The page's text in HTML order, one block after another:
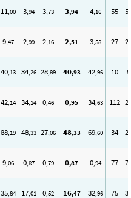
11,00 3,94 3,73 3,94 4,16 55
9,47 2,99 2,16 2,51 3,58 27
40,13 34,26 28,89 40,93 42,96 10 9
42,14 34,14 0,46 0,95 34,63 112
88,19 48,33 27,06 48,33 69,60 34
9,06 0,87 0,79 0,87 0,94 77
35,84 17,01 0,52 16,47 32,96 75